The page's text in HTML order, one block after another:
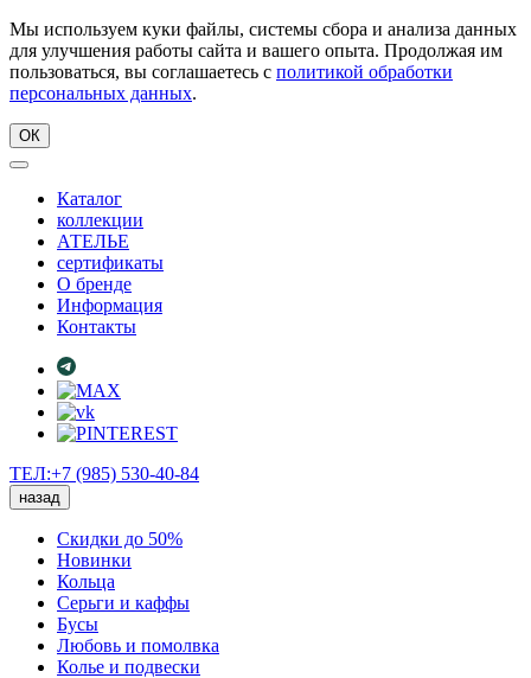
Мы используем куки файлы, системы сбора и анализа данных
для улучшения работы сайта и вашего опыта. Продолжая им
пользоваться, вы соглашаетесь с политикой обработки
персональных данных.
ОК
Каталог
коллекции
АТЕЛЬЕ
сертификаты
О бренде
Информация
Контакты
ТЕЛ:+7 (985) 530-40-84
назад
Скидки до 50%
Новинки
Кольца
Серьги и каффы
Бусы
Любовь и помолвка
Колье и подвески